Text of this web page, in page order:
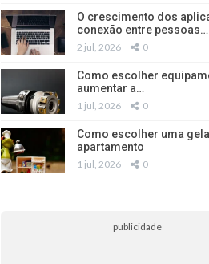
O crescimento dos
conexão entre pessoas…
2 jul, 2026 0
Como escolher
aumentar a…
1 jul, 2026 0
Como escolher uma
apartamento
1 jul, 2026 0
publicidade